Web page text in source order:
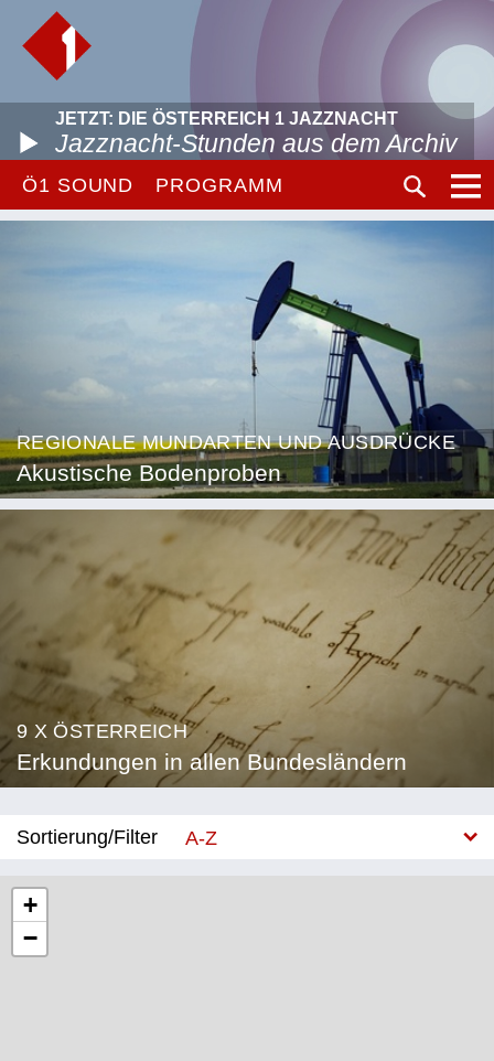
JETZT: DIE ÖSTERREICH 1 JAZZNACHT
Jazznacht-Stunden aus dem Archiv
Ö1 SOUND PROGRAMM
REGIONALE MUNDARTEN UND AUSDRÜCKE
Akustische Bodenproben
9 X ÖSTERREICH
Erkundungen in allen Bundesländern
Sortierung/Filter
A-Z
+
−